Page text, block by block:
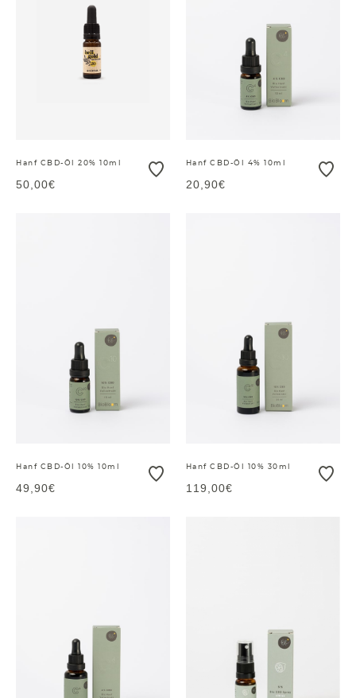
Hanf CBD-Öl 20% 10ml
50,00€
Hanf CBD-Öl 4% 10ml
20,90€
Hanf CBD-Öl 10% 10ml
49,90€
Hanf CBD-Öl 10% 30ml
119,00€